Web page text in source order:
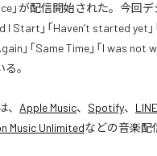
」が配信開始された。今回
I Start」「Haven’t started yet」
」「Same Time」「I was not
。
、 Apple Music、 Spotify、
Music Unlimitedなどの音楽配